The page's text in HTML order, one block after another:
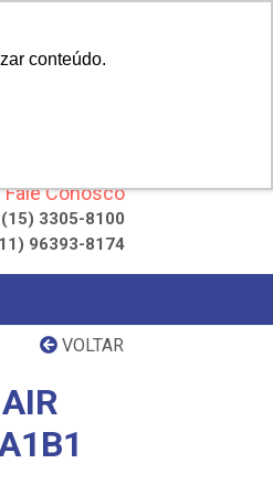
conteúdo.
Fale Conosco
(15) 3305-8100
96393-8174
VOLTAR